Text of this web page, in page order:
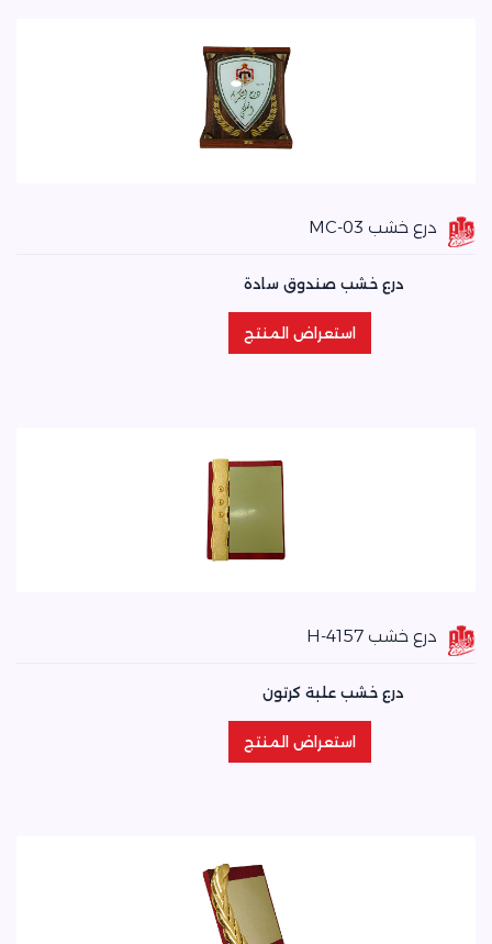
درع خشب MC-03
درع خشب صندوق سادة
استعراض المنتج
استعراض المنتج
درع خشب H-4157
درع خشب علبة كرتون
استعراض المنتج
استعراض المنتج